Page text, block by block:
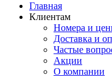
Главная
Клиентам
Номера и
Доставка и
Частые
Акции
О компании